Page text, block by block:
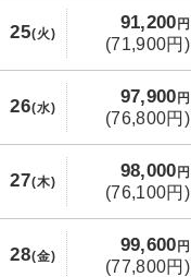
25(火)
91,200円
(71,900円)
26(水)
97,900円
(76,800円)
27(木)
98,000円
(76,100円)
28(金)
99,600円
(77,800円)